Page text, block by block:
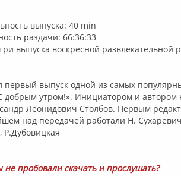
выпуска: 40 min
раздачи: 66:36:33
выпуска воскресной развлекательной
первый выпуск одной из самых
добрым утром!». Инициатором и
Леонидович Столбов. Первым
над передачей работали Н.
не пробовали скачать и прослушать?